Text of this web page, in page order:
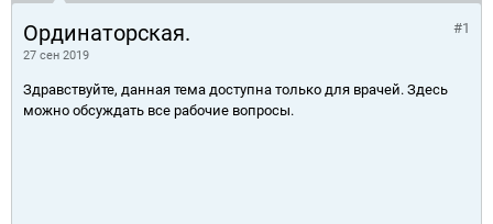
Ординаторская.
27 сен 2019
#1
Здравствуйте, данная тема доступна только для врачей. Здесь
можно обсуждать все рабочие вопросы.